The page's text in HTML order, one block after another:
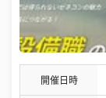
開催日時